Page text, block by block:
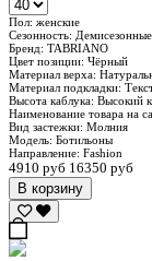
Пол: женские
Сезонность: Демисезонные
Бренд: TABRIANO
Цвет позиции: Чёрный
Материал верха:
Материал подкладки:
Высота каблука: Высокий
Наименование товара на
Вид застежки: Молния
Модель: Ботильоны
Направление: Fashion
4910 руб 16350 руб
В корзину